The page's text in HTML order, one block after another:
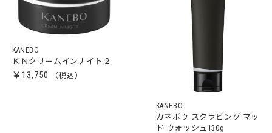
KANEBO
ＫＮクリームインナイト２
￥13,750
KANEBO
カネボウ スクラビング マッ
ド ウォッシュ130g